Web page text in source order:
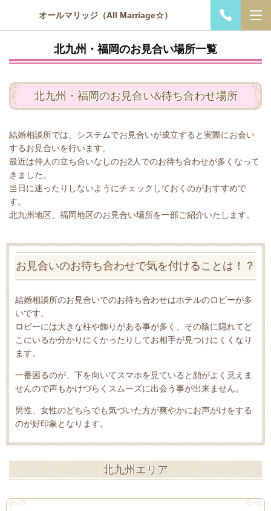
オールマリッジ（All Marriage☆）
北九州・福岡のお見合い場所一覧
北九州・福岡のお見合い&待ち合わせ場所
結婚相談所では、システムでお見合いが成立すると実際にお会い
するお見合いを行います。
最近は仲人の立ち合いなしのお2人でのお待ち合わせが多くなって
きました。
当日に迷ったりしないようにチェックしておくのがおすすめで
す。
北九州地区、福岡地区のお見合い場所を一部ご紹介いたします。
お見合いのお待ち合わせで気を付けることは！？
結婚相談所のお見合いでのお待ち合わせはホテルのロビーが多
いです。
ロビーには大きな柱や飾りがある事が多く、その陰に隠れてど
こにいるか分かりにくかったりしてお相手が見つけにくくなり
ます。
一番困るのが、下を向いてスマホを見ていると顔がよく見えま
せんので声もかけづらくスムーズに出会う事が出来ません。
男性、女性のどちらでも気づいた方が爽やかにお声がけをする
のが好印象となります。
北九州エリア